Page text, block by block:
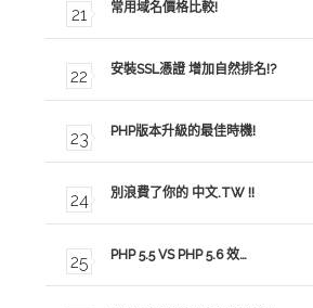
常用域名價格比較!
安裝SSL憑證 增加自然排名!?
PHP版本升級的最佳時機!
別浪費了你的 中文.TW !!
PHP 5.5 VS PHP 5.6 效…